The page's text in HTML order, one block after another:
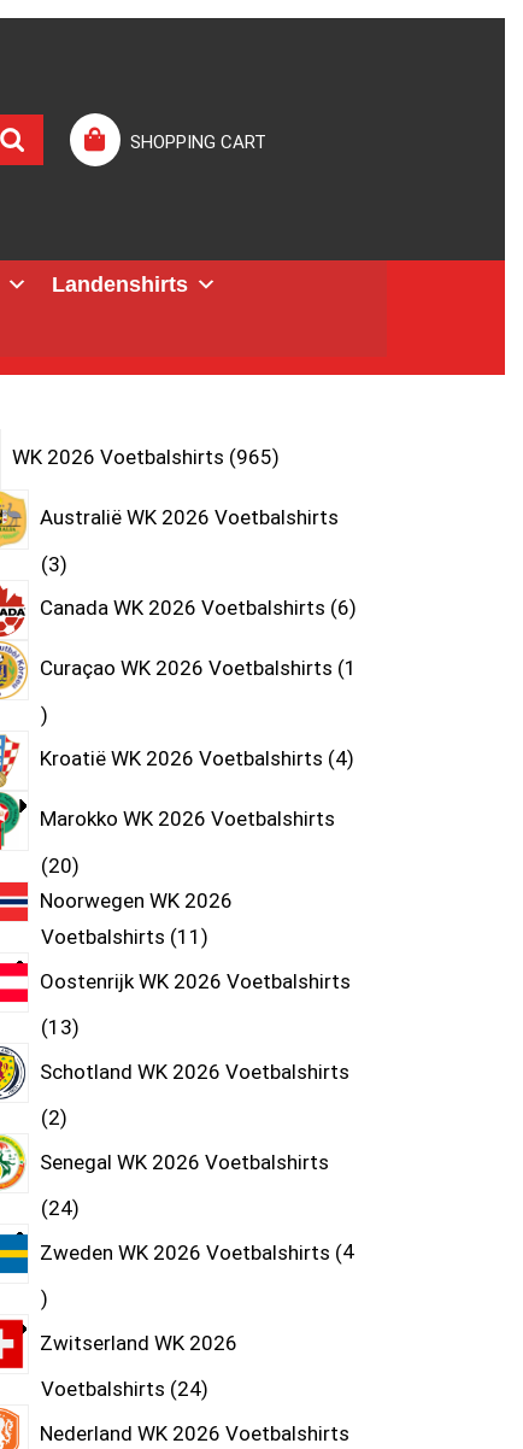
SHOPPING CART
Landenshirts
WK 2026 Voetbalshirts 965
Australië WK 2026 Voetbalshirts
3
Canada WK 2026 Voetbalshirts 6
Curaçao WK 2026 Voetbalshirts 1
Kroatië WK 2026 Voetbalshirts 4
Marokko WK 2026 Voetbalshirts
20
Noorwegen WK 2026
Voetbalshirts 11
Oostenrijk WK 2026 Voetbalshirts
13
Schotland WK 2026 Voetbalshirts
2
Senegal WK 2026 Voetbalshirts
24
Zweden WK 2026 Voetbalshirts 4
Zwitserland WK 2026
Voetbalshirts 24
Nederland WK 2026 Voetbalshirts